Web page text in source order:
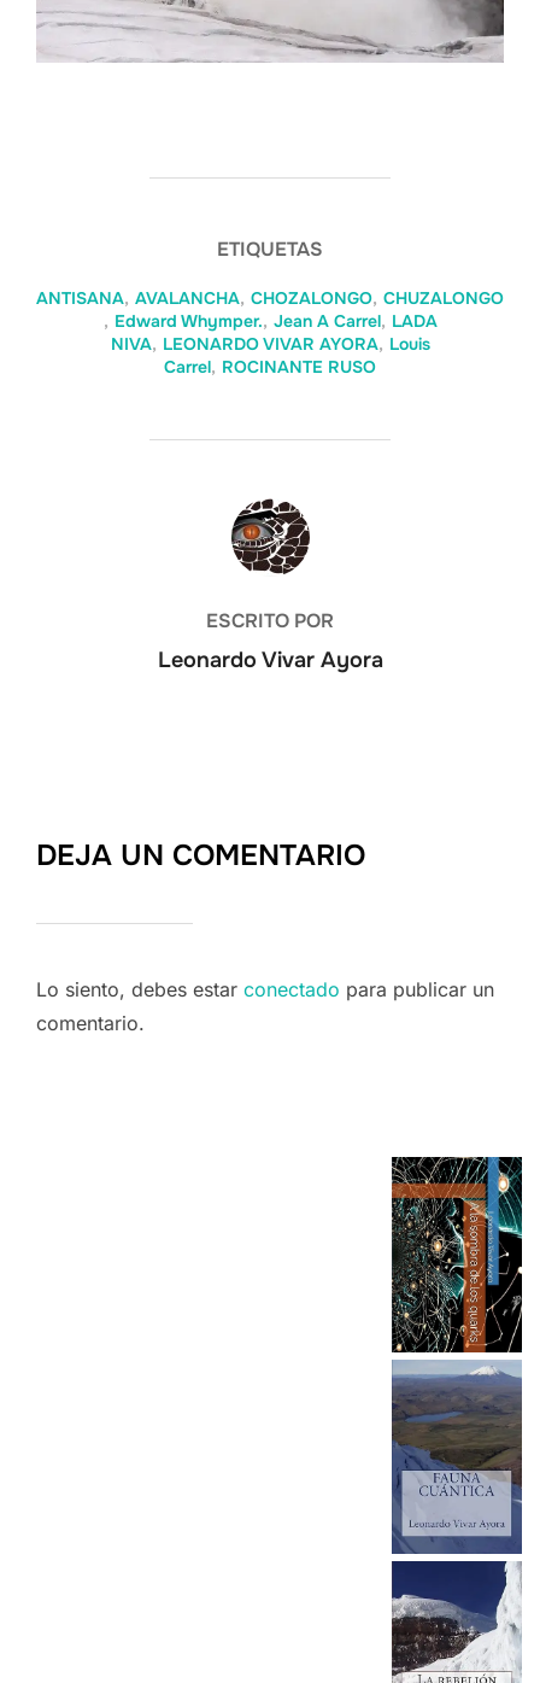
ETIQUETAS
ANTISANA, AVALANCHA, CHOZALONGO, CHUZALONGO
, Edward Whymper., Jean A Carrel, LADA
NIVA, LEONARDO VIVAR AYORA, Louis
Carrel, ROCINANTE RUSO
AUTOR DE LA ENTRADA
ESCRITO POR
Leonardo Vivar Ayora
DEJA UN COMENTARIO
Lo siento, debes estar conectado para publicar un
comentario.